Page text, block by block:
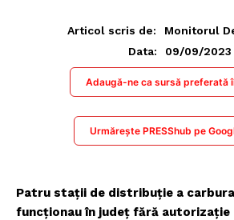
Articol scris de:
Monitorul
Data:
09/09/2023
Adaugă-ne ca sursă preferată
Urmărește PRESShub pe
Patru stații de distribuție a
funcționau în județ fără autorizație